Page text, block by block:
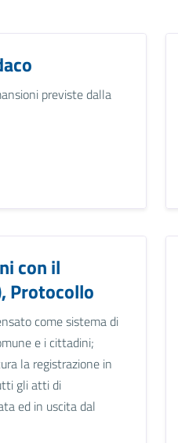
previste dalla
con il
Protocollo
come sistema di
e i cittadini;
la registrazione in
gli atti di
ed in uscita dal